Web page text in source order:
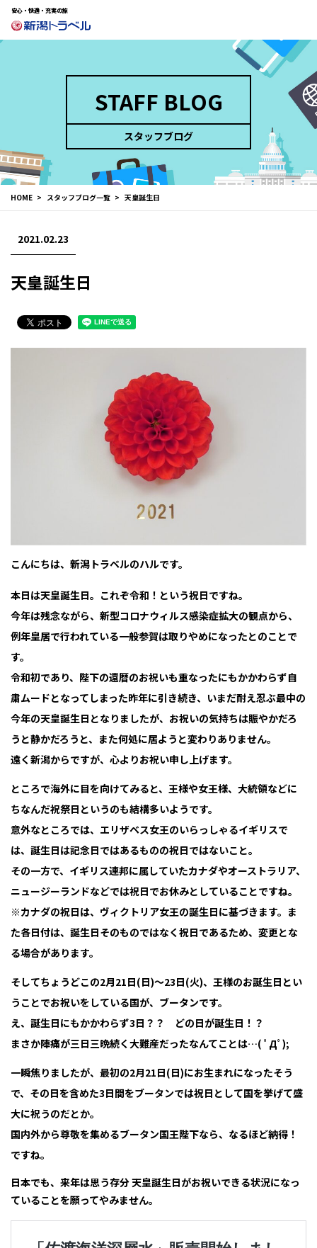
安心・快適・充実の旅
STAFF BLOG
スタッフブログ
HOME スタッフブログ一覧 天皇誕生日
2021.02.23
天皇誕生日
こんにちは、新潟トラベルのハルです。
本日は天皇誕生日。これぞ令和！という祝日ですね。
今年は残念ながら、新型コロナウィルス感染症拡大の観点から、
例年皇居で行われている一般参賀は取りやめになったとのことで
す。
令和初であり、陛下の還暦のお祝いも重なったにもかかわらず自
粛ムードとなってしまった昨年に引き続き、いまだ耐え忍ぶ最中の
今年の天皇誕生日となりましたが、お祝いの気持ちは賑やかだろ
うと静かだろうと、また何処に居ようと変わりありません。
遠く新潟からですが、心よりお祝い申し上げます。
ところで海外に目を向けてみると、王様や女王様、大統領などに
ちなんだ祝祭日というのも結構多いようです。
意外なところでは、エリザベス女王のいらっしゃるイギリスで
は、誕生日は記念日ではあるものの祝日ではないこと。
その一方で、イギリス連邦に属していたカナダやオーストラリア、
ニュージーランドなどでは祝日でお休みとしていることですね。
※カナダの祝日は、ヴィクトリア女王の誕生日に基づきます。ま
た各日付は、誕生日そのものではなく祝日であるため、変更とな
る場合があります。
そしてちょうどこの2月21日(日)～23日(火)、王様のお誕生日とい
うことでお祝いをしている国が、ブータンです。
え、誕生日にもかかわらず3日？？ どの日が誕生日！？
まさか陣痛が三日三晩続く大難産だったなんてことは…( ﾟДﾟ);
一瞬焦りましたが、最初の2月21日(日)にお生まれになったそう
で、その日を含めた3日間をブータンでは祝日として国を挙げて盛
大に祝うのだとか。
国内外から尊敬を集めるブータン国王陛下なら、なるほど納得！
ですね。
日本でも、来年は思う存分 天皇誕生日がお祝いできる状況になっ
ていることを願ってやみません。